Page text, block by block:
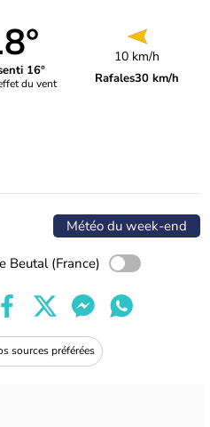
16°
du vent
10 km/h
Rafales30 km/h
Météo du week-end
Beutal (France)
sources préférées